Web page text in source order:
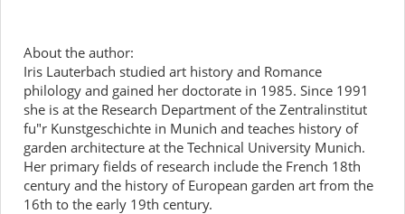
About the author:
Iris Lauterbach studied art history and Romance
philology and gained her doctorate in 1985. Since 1991
she is at the Research Department of the Zentralinstitut
fu"r Kunstgeschichte in Munich and teaches history of
garden architecture at the Technical University Munich.
Her primary fields of research include the French 18th
century and the history of European garden art from the
16th to the early 19th century.